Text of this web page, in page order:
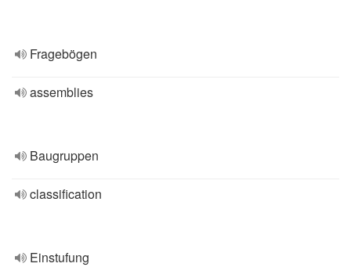
Fragebögen
assemblies
Baugruppen
classification
Einstufung